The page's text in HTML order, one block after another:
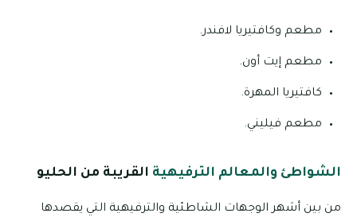
مطعم وكافتيريا لافندر.
مطعم إيت أون.
كافتيريا المهرة.
مطعم فيليني.
الشواطئ والمعالم الترفيهية القريبة من الحليو
من بين أشهر الوجهات الشاطئية والترفيهية التي يقصدها